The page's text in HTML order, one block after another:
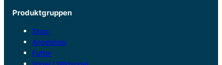
Produktgruppen
Shop
Angelshop
Futter